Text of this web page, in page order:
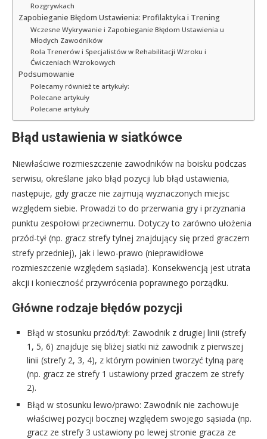
Rozgrywkach
Zapobieganie Błędom Ustawienia: Profilaktyka i Trening
Wczesne Wykrywanie i Zapobieganie Błędom Ustawienia u
Młodych Zawodników
Rola Trenerów i Specjalistów w Rehabilitacji Wzroku i
Ćwiczeniach Wzrokowych
Podsumowanie
Polecamy również te artykuły:
Polecane artykuły
Polecane artykuły
Błąd ustawienia w siatkówce
Niewłaściwe rozmieszczenie zawodników na boisku podczas
serwisu, określane jako błąd pozycji lub błąd ustawienia,
następuje, gdy gracze nie zajmują wyznaczonych miejsc
względem siebie. Prowadzi to do przerwania gry i przyznania
punktu zespołowi przeciwnemu. Dotyczy to zarówno ułożenia
przód-tył (np. gracz strefy tylnej znajdujący się przed graczem
strefy przedniej), jak i lewo-prawo (nieprawidłowe
rozmieszczenie względem sąsiada). Konsekwencją jest utrata
akcji i konieczność przywrócenia poprawnego porządku.
Główne rodzaje błędów pozycji
Błąd w stosunku przód/tył: Zawodnik z drugiej linii (strefy
1, 5, 6) znajduje się bliżej siatki niż zawodnik z pierwszej
linii (strefy 2, 3, 4), z którym powinien tworzyć tylną parę
(np. gracz ze strefy 1 ustawiony przed graczem ze strefy
2).
Błąd w stosunku lewo/prawo: Zawodnik nie zachowuje
właściwej pozycji bocznej względem swojego sąsiada (np.
gracz ze strefy 3 ustawiony po lewej stronie gracza ze